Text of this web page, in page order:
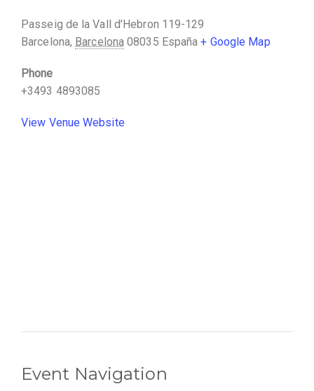
Passeig de la Vall d’Hebron 119-129
Barcelona, Barcelona 08035 España + Google Map
Phone
+3493 4893085
View Venue Website
Event Navigation